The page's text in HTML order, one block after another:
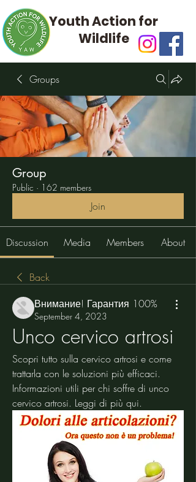
Youth Action for
Wildlife
Groups
Group
Public · 162 members
Join
Discussion Media Members About
Back
Внимание! Гарантия 100%
September 4, 2023
Unco cervico artrosi
Scopri tutto sulla cervico artrosi e come
trattarla con le soluzioni più efficaci.
Informazioni utili per chi soffre di unco
cervico artrosi. Leggi di più qui.